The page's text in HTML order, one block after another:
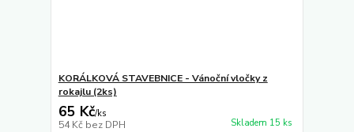
KORÁLKOVÁ STAVEBNICE - Vánoční vločky z
rokajlu (2ks)
65 Kč/ks
54 Kč bez DPH Skladem 15 ks